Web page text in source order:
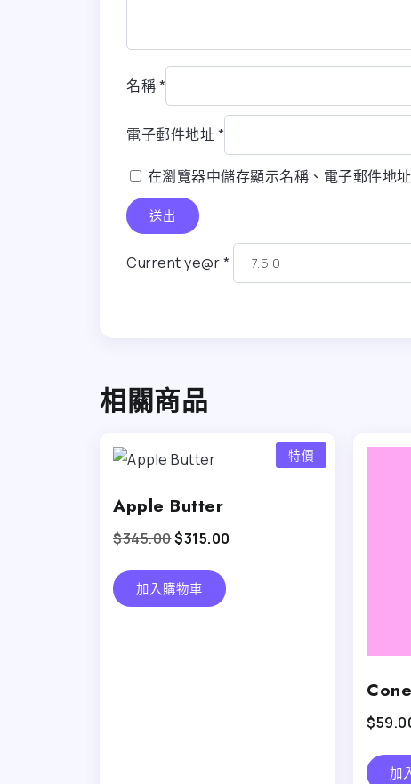
名稱*
電子郵件地址*
在瀏覽器中儲存顯示名稱、電子郵件地
Current ye@r*
相關商品
特價
Apple Butter
$345.00$315.00
加入購物車
$
加